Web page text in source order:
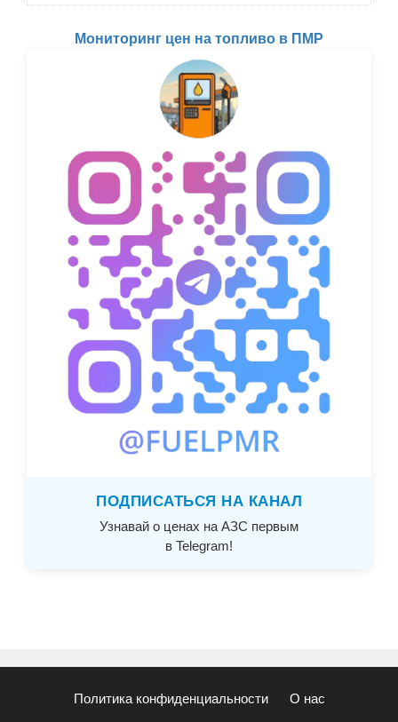
Мониторинг цен на топливо в ПМР
ПОДПИСАТЬСЯ НА КАНАЛ
Узнавай о ценах на АЗС первым
в Telegram!
Политика конфиденциальности О нас